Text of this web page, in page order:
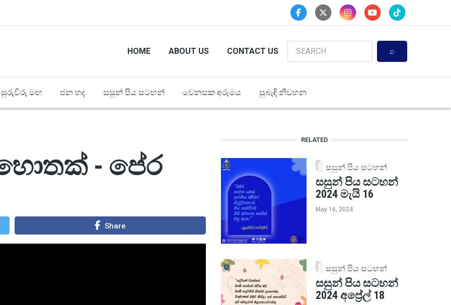
HOME ABOUT US CONTACT US
Search
සුරුවිරු මඟ ජන හද සසුන් පිය සටහන් වෙනසක අරුමය සුබැඳි නිවහන
- පේර
Share
RELATED
සසුන් පිය සටහන්
සසුන් පිය සටහන්
2024 මැයි 16
May 16, 2024
සසුන් පිය සටහන්
සසුන් පිය සටහන්
2024 අප්‍රේල් 18